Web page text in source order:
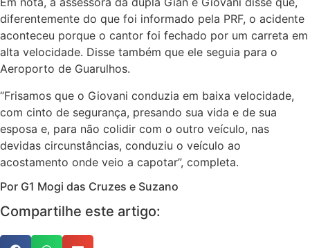
diferentemente do que foi informado pela PRF, o acidente
aconteceu porque o cantor foi fechado por um carreta em
alta velocidade. Disse também que ele seguia para o
Aeroporto de Guarulhos.
“Frisamos que o Giovani conduzia em baixa velocidade,
com cinto de segurança, presando sua vida e de sua
esposa e, para não colidir com o outro veículo, nas
devidas circunstâncias, conduziu o veículo ao
acostamento onde veio a capotar”, completa.
Por G1 Mogi das Cruzes e Suzano
Compartilhe este artigo: